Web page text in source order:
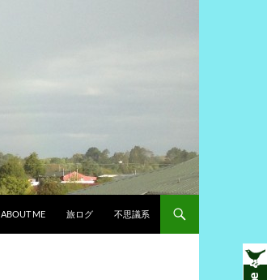
ABOUT ME 旅ログ 不思議系